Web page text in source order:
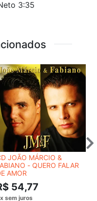
3:35
JOÃO MÁRCIO &
- QUERO FALAR
AMOR
54,77